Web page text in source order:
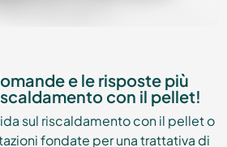
e le risposte più
con il pellet!
sul riscaldamento con il pellet o
fondate per una trattativa di